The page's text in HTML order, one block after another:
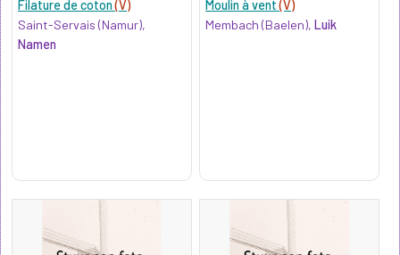
Filature de coton(V)
Saint-Servais (Namur),
Namen
Moulin à vent(V)
Membach (Baelen),Luik